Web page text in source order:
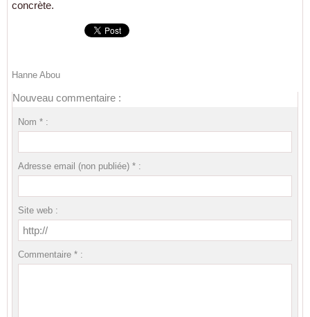
concrète.
Hanne Abou
Nouveau commentaire :
Nom * :
Adresse email (non publiée) * :
Site web :
Commentaire * :